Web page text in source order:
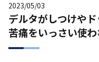
2023/05/03
デルタがしつけや
苦痛をいっさい使